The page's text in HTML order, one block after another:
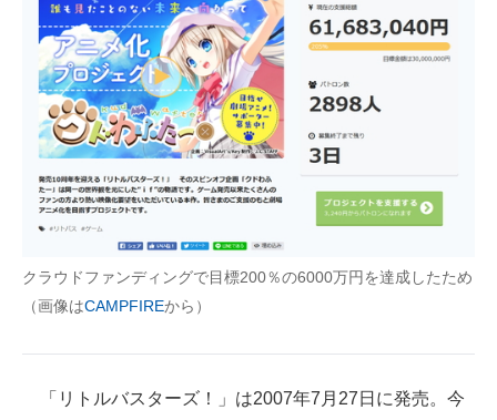
IT製品の技術・比較・事例
製造業のIT導入・活用を支援
モノづくり技術者専門サイト
エレクトロニクス専門サイト
電子設計の基本と応用
エネルギーの専門メディア
建設×テクノロジーの最前線
クラウドファンディングで目標200％の6000万円を達成したため
（画像はCAMPFIREから）
「リトルバスターズ！」は2007年7月27日に発売。今